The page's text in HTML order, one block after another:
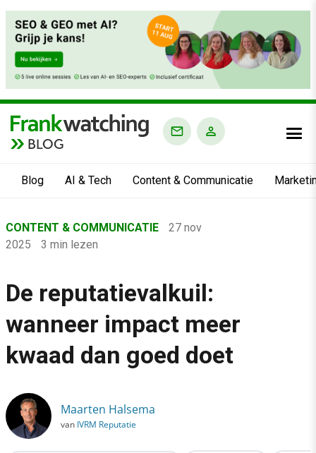
BLOG
Blog AI & Tech Content & Communicatie
›
Content & Communicatie
›
De reputatievalkuil: wanneer impact meer kwaad dan goed doet
CONTENT & COMMUNICATIE
27 nov
2025
3 min lezen
De reputatievalkuil:
wanneer impact meer
kwaad dan goed doet
Maarten Halsema
van IVRM Reputatie